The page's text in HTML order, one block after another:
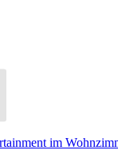
im